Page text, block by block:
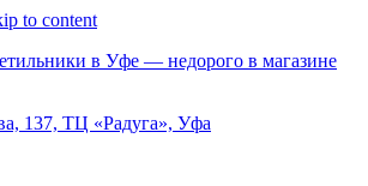
to content
в Уфе — недорого в магазине
137, ТЦ «Радуга», Уфа